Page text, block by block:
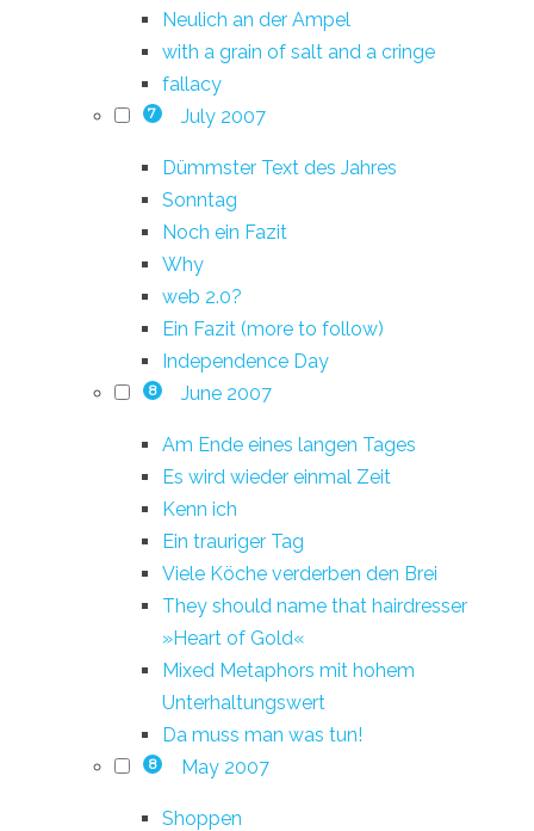
Neulich an der Ampel
with a grain of salt and a cringe
fallacy
7 July 2007
Dümmster Text des Jahres
Sonntag
Noch ein Fazit
Why
web 2.0?
Ein Fazit (more to follow)
Independence Day
8 June 2007
Am Ende eines langen Tages
Es wird wieder einmal Zeit
Kenn ich
Ein trauriger Tag
Viele Köche verderben den Brei
They should name that hairdresser
»Heart of Gold«
Mixed Metaphors mit hohem
Unterhaltungswert
Da muss man was tun!
8 May 2007
Shoppen